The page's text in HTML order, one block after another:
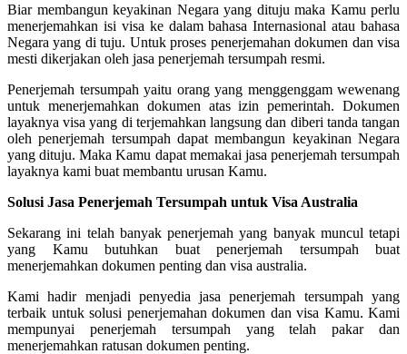
Biar membangun keyakinan Negara yang dituju maka Kamu perlu
menerjemahkan isi visa ke dalam bahasa Internasional atau bahasa
Negara yang di tuju. Untuk proses penerjemahan dokumen dan visa
mesti dikerjakan oleh jasa penerjemah tersumpah resmi.
Penerjemah tersumpah yaitu orang yang menggenggam wewenang
untuk menerjemahkan dokumen atas izin pemerintah. Dokumen
layaknya visa yang di terjemahkan langsung dan diberi tanda tangan
oleh penerjemah tersumpah dapat membangun keyakinan Negara
yang dituju. Maka Kamu dapat memakai jasa penerjemah tersumpah
layaknya kami buat membantu urusan Kamu.
Solusi Jasa Penerjemah Tersumpah untuk Visa Australia
Sekarang ini telah banyak penerjemah yang banyak muncul tetapi
yang Kamu butuhkan buat penerjemah tersumpah buat
menerjemahkan dokumen penting dan visa australia.
Kami hadir menjadi penyedia jasa penerjemah tersumpah yang
terbaik untuk solusi penerjemahan dokumen dan visa Kamu. Kami
mempunyai penerjemah tersumpah yang telah pakar dan
menerjemahkan ratusan dokumen penting.